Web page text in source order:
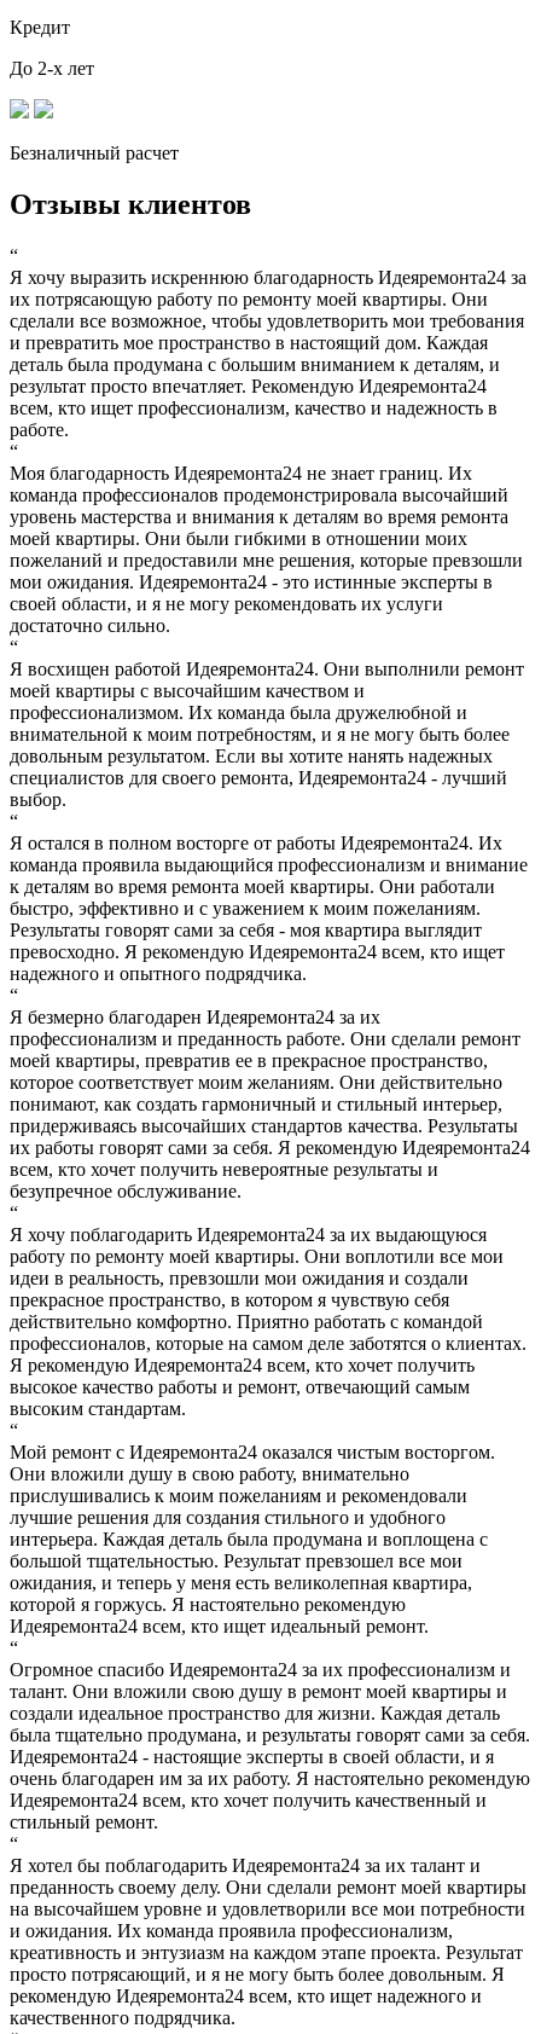
Кредит
До 2-х лет
Безналичный расчет
Отзывы клиентов
“
Я хочу выразить искреннюю благодарность Идеяремонта24 за
их потрясающую работу по ремонту моей квартиры. Они
сделали все возможное, чтобы удовлетворить мои требования
и превратить мое пространство в настоящий дом. Каждая
деталь была продумана с большим вниманием к деталям, и
результат просто впечатляет. Рекомендую Идеяремонта24
всем, кто ищет профессионализм, качество и надежность в
работе.
“
Моя благодарность Идеяремонта24 не знает границ. Их
команда профессионалов продемонстрировала высочайший
уровень мастерства и внимания к деталям во время ремонта
моей квартиры. Они были гибкими в отношении моих
пожеланий и предоставили мне решения, которые превзошли
мои ожидания. Идеяремонта24 - это истинные эксперты в
своей области, и я не могу рекомендовать их услуги
достаточно сильно.
“
Я восхищен работой Идеяремонта24. Они выполнили ремонт
моей квартиры с высочайшим качеством и
профессионализмом. Их команда была дружелюбной и
внимательной к моим потребностям, и я не могу быть более
довольным результатом. Если вы хотите нанять надежных
специалистов для своего ремонта, Идеяремонта24 - лучший
выбор.
“
Я остался в полном восторге от работы Идеяремонта24. Их
команда проявила выдающийся профессионализм и внимание
к деталям во время ремонта моей квартиры. Они работали
быстро, эффективно и с уважением к моим пожеланиям.
Результаты говорят сами за себя - моя квартира выглядит
превосходно. Я рекомендую Идеяремонта24 всем, кто ищет
надежного и опытного подрядчика.
“
Я безмерно благодарен Идеяремонта24 за их
профессионализм и преданность работе. Они сделали ремонт
моей квартиры, превратив ее в прекрасное пространство,
которое соответствует моим желаниям. Они действительно
понимают, как создать гармоничный и стильный интерьер,
придерживаясь высочайших стандартов качества. Результаты
их работы говорят сами за себя. Я рекомендую Идеяремонта24
всем, кто хочет получить невероятные результаты и
безупречное обслуживание.
“
Я хочу поблагодарить Идеяремонта24 за их выдающуюся
работу по ремонту моей квартиры. Они воплотили все мои
идеи в реальность, превзошли мои ожидания и создали
прекрасное пространство, в котором я чувствую себя
действительно комфортно. Приятно работать с командой
профессионалов, которые на самом деле заботятся о клиентах.
Я рекомендую Идеяремонта24 всем, кто хочет получить
высокое качество работы и ремонт, отвечающий самым
высоким стандартам.
“
Мой ремонт с Идеяремонта24 оказался чистым восторгом.
Они вложили душу в свою работу, внимательно
прислушивались к моим пожеланиям и рекомендовали
лучшие решения для создания стильного и удобного
интерьера. Каждая деталь была продумана и воплощена с
большой тщательностью. Результат превзошел все мои
ожидания, и теперь у меня есть великолепная квартира,
которой я горжусь. Я настоятельно рекомендую
Идеяремонта24 всем, кто ищет идеальный ремонт.
“
Огромное спасибо Идеяремонта24 за их профессионализм и
талант. Они вложили свою душу в ремонт моей квартиры и
создали идеальное пространство для жизни. Каждая деталь
была тщательно продумана, и результаты говорят сами за себя.
Идеяремонта24 - настоящие эксперты в своей области, и я
очень благодарен им за их работу. Я настоятельно рекомендую
Идеяремонта24 всем, кто хочет получить качественный и
стильный ремонт.
“
Я хотел бы поблагодарить Идеяремонта24 за их талант и
преданность своему делу. Они сделали ремонт моей квартиры
на высочайшем уровне и удовлетворили все мои потребности
и ожидания. Их команда проявила профессионализм,
креативность и энтузиазм на каждом этапе проекта. Результат
просто потрясающий, и я не могу быть более довольным. Я
рекомендую Идеяремонта24 всем, кто ищет надежного и
качественного подрядчика.